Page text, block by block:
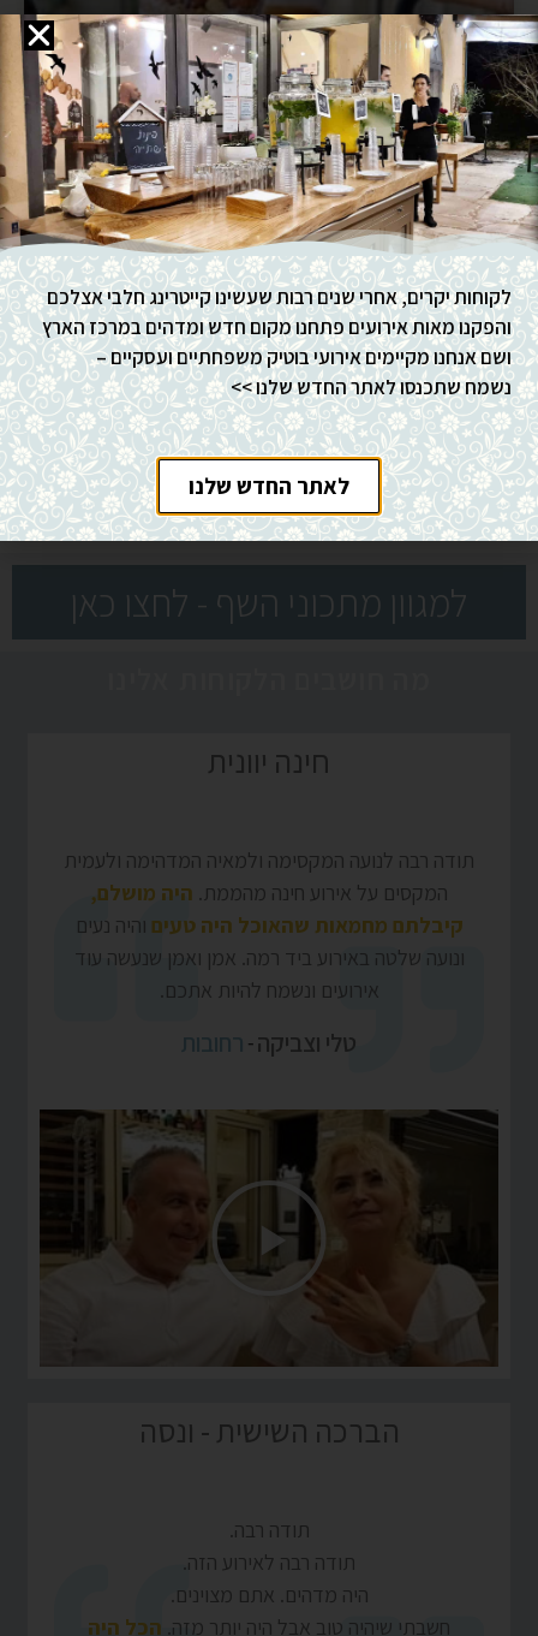
גרנולה ביתית
גרנולה ביתית מדהימה רוצים להכין גרנולה ביתית טעימה
כך שלא תוכלו להפסיק לאכול אותה? הנה מתכון מושלם
לגרנולה ביתית נהדרת שמתאימה לכל המשפחה –
לארוחת בוקר או בראנץ או אפילו כקינוח לארוחת ערב.
תמיד תוכלו לקנות גרנולה מוכנה בסופר אבל הגרנולה
הביתית היא הרבה יותר טעימה וגם הרבה יותר בריאה.
קרא עוד »
למגוון מתכוני השף - לחצו כאן
חינה יוונית
תודה רבה לנועה המקסימה ולמאיה המדהימה ולעמית
המקסים על אירוע חינה מהממת. היה מושלם,
קיבלתם מחמאות שהאוכל היה טעים והיה נעים
ונועה שלטה באירוע ביד רמה. אמן ואמן שנעשה עוד
אירועים ונשמח להיות אתכם.
טלי וצביקה - רחובות
הברכה השישית - ונסה
תודה רבה.
תודה רבה לאירוע הזה.
היה מדהים. אתם מצוינים.
חשבתי שיהיה טוב אבל היה יותר מזה. הכל היה
לקוחות יקרים, אחרי שנים רבות שעשינו קייטרינג חלבי אצלכם
והפקנו מאות אירועים פתחנו מקום חדש ומדהים במרכז הארץ
ושם אנחנו מקיימים אירועי בוטיק משפחתיים ועסקיים –
נשמח שתכנסו לאתר החדש שלנו >>
לאתר החדש שלנו